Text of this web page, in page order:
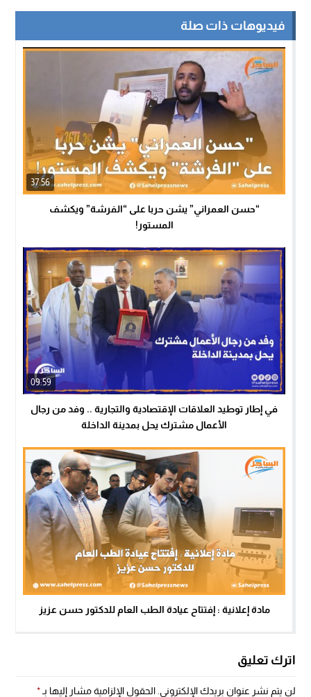
فيديوهات ذات صلة
37:56
“حسن العمراني” يشن حربا على “الفرشة” ويكشف
المستور!
09:59
في إطار توطيد العلاقات الإقتصادية والتجارية .. وفد من رجال
الأعمال مشترك يحل بمدينة الداخلة
مادة إعلانية : إفتتاح عيادة الطب العام للدكتور حسن عزيز
اترك تعليق
لن يتم نشر عنوان بريدك الإلكتروني. الحقول الإلزامية مشار إليها بـ*